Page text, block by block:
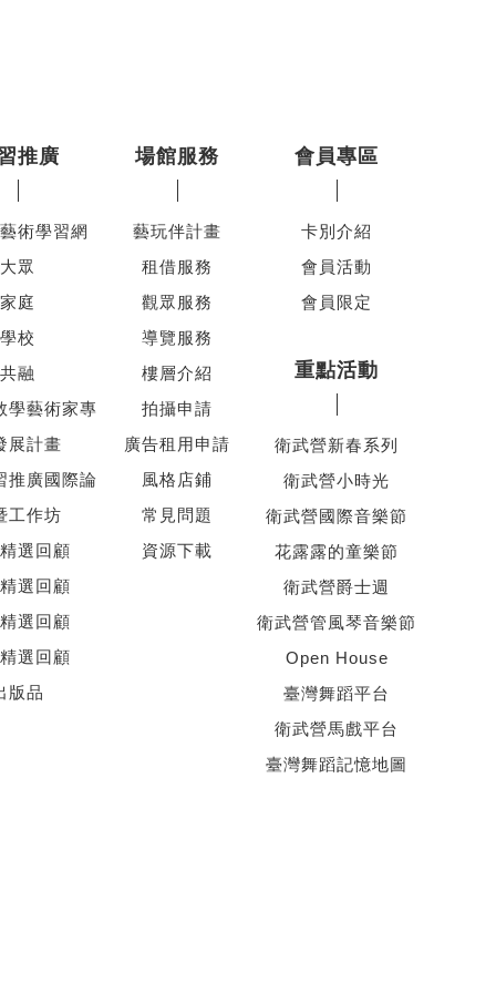
推廣
術學習網
大眾
家庭
學校
共融
學藝術家專
展計畫
推廣國際論
工作坊
選回顧
選回顧
選回顧
選回顧
版品
場館服務
藝玩伴計畫
租借服務
觀眾服務
導覽服務
樓層介紹
拍攝申請
廣告租用申請
風格店鋪
常見問題
資源下載
會員專區
卡別介紹
會員活動
會員限定
重點活動
衛武營新春系列
衛武營小時光
衛武營國際音樂節
花露露的童樂節
衛武營爵士週
衛武營管風琴音樂節
Open House
臺灣舞蹈平台
衛武營馬戲平台
臺灣舞蹈記憶地圖